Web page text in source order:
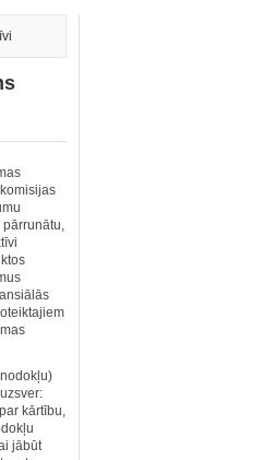
pārrunātu,
kārtību,
jābūt